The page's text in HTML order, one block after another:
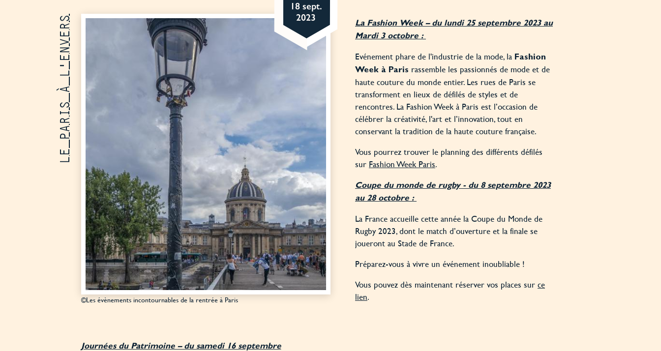
18 sept.
2023
©Les évènements incontournables de la rentrée à Paris
LE PARIS À L'ENVERS
La Fashion Week – du lundi 25 septembre 2023 au
Mardi 3 octobre :
Evénement phare de l'industrie de la mode, la Fashion
Week à Paris rassemble les passionnés de mode et de
haute couture du monde entier. Les rues de Paris se
transforment en lieux de défilés de styles et de
rencontres. La Fashion Week à Paris est l’occasion de
célébrer la créativité, l'art et l’innovation, tout en
conservant la tradition de la haute couture française.
Vous pourrez trouver le planning des différents défilés
sur Fashion Week Paris.
Coupe du monde de rugby - du 8 septembre 2023
au 28 octobre :
La France accueille cette année la Coupe du Monde de
Rugby 2023, dont le match d’ouverture et la finale se
joueront au Stade de France.
Préparez-vous à vivre un événement inoubliable !
Vous pouvez dès maintenant réserver vos places sur ce
lien.
Journées du Patrimoine – du samedi 16 septembre